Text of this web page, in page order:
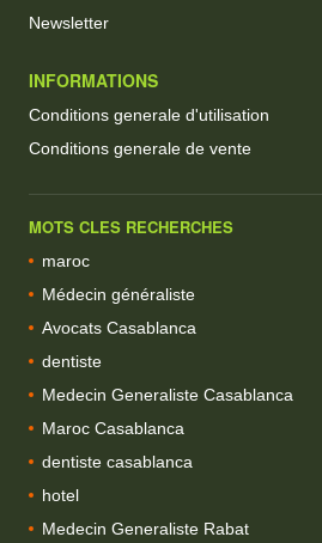
Newsletter
INFORMATIONS
Conditions generale d'utilisation
Conditions generale de vente
MOTS CLES RECHERCHES
maroc
Médecin généraliste
Avocats Casablanca
dentiste
Medecin Generaliste Casablanca
Maroc Casablanca
dentiste casablanca
hotel
Medecin Generaliste Rabat